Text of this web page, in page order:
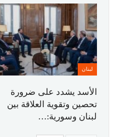
لبنان
الأسد يشدد على ضرورة
تحصين وتقوية العلاقة بين
لبنان وسورية:…